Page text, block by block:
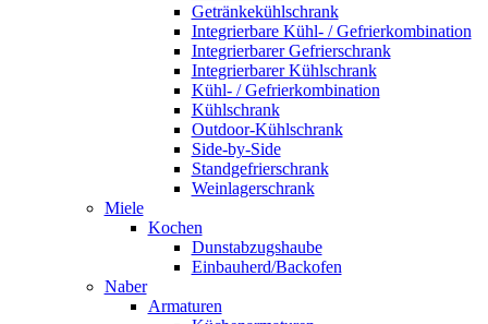
Getränkekühlschrank
Integrierbare Kühl- / Gefrierkombination
Integrierbarer Gefrierschrank
Integrierbarer Kühlschrank
Kühl- / Gefrierkombination
Kühlschrank
Outdoor-Kühlschrank
Side-by-Side
Standgefrierschrank
Weinlagerschrank
Miele
Kochen
Dunstabzugshaube
Einbauherd/Backofen
Naber
Armaturen